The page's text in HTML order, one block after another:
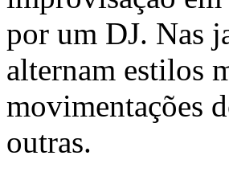
por um DJ. Nas
alternam estilos
movimentações
outras.